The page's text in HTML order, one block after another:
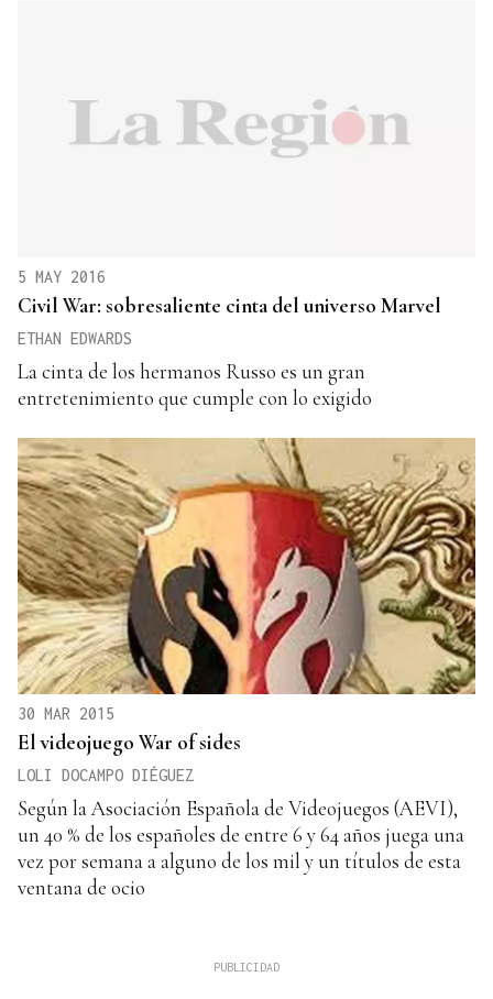
5 MAY 2016
Civil War: sobresaliente cinta del universo Marvel
ETHAN EDWARDS
La cinta de los hermanos Russo es un gran
entretenimiento que cumple con lo exigido
30 MAR 2015
El videojuego War of sides
LOLI DOCAMPO DIÉGUEZ
Según la Asociación Española de Videojuegos (AEVI),
un 40 % de los españoles de entre 6 y 64 años juega una
vez por semana a alguno de los mil y un títulos de esta
ventana de ocio